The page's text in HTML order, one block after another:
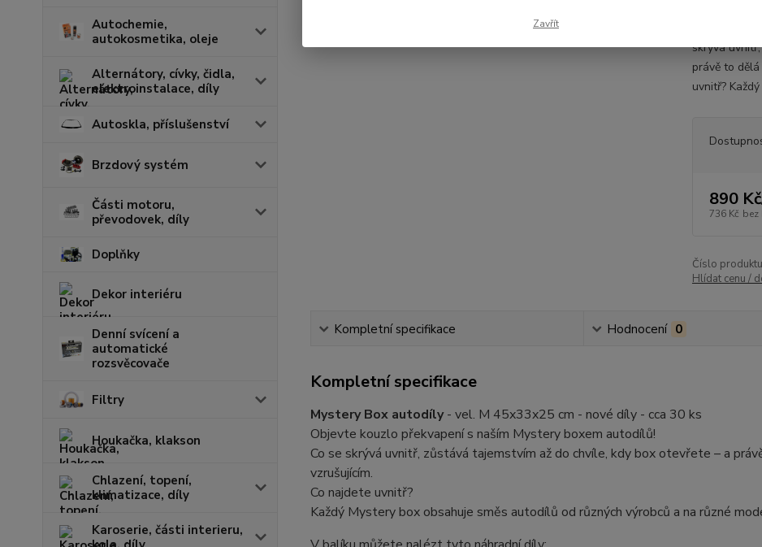
Autochemie,
autokosmetika, oleje
Alternátory, cívky, čidla,
elektroinstalace, díly
Autoskla, příslušenství
Brzdový systém
Části motoru,
převodovek, díly
Doplňky
Dekor interiéru
Denní svícení a
automatické
rozsvěcovače
Filtry
Houkačka, klakson
Chlazení, topení,
klimatizace, díly
Karoserie, části interieru,
Mystery
ks Objevte
skrývá
právě to
uvnitř?
890 Kč
736 Kč bez
Číslo
Hlídat cenu /
Kompletní specifikace Hodnocení 0
Kompletní specifikace
Mystery Box autodíly- vel. M 45x33x25 cm - nové díly - cca 30 ks
Objevte kouzlo překvapení s naším Mystery boxem autodílů!
Co se skrývá uvnitř, zůstává tajemstvím až do chvíle, kdy box otevřete – a
vzrušujícím.
Co najdete uvnitř?
Každý Mystery box obsahuje směs autodílů od různých výrobců a na různé
Zavřít